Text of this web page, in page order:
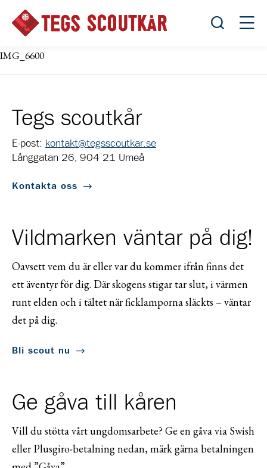
Öppna
IMG_6600
Tegs scoutkår
E-post: kontakt@tegsscoutkar.se
Långgatan 26, 904 21 Umeå
Kontakta oss
Vildmarken väntar på dig!
Oavsett vem du är eller var du kommer ifrån finns det
ett äventyr för dig. Där skogens stigar tar slut, i värmen
runt elden och i tältet när ficklamporna släckts – väntar
det på dig.
Bli scout nu
Ge gåva till kåren
Vill du stötta vårt ungdomsarbete? Ge en gåva via Swish
eller Plusgiro-betalning nedan, märk gärna betalningen